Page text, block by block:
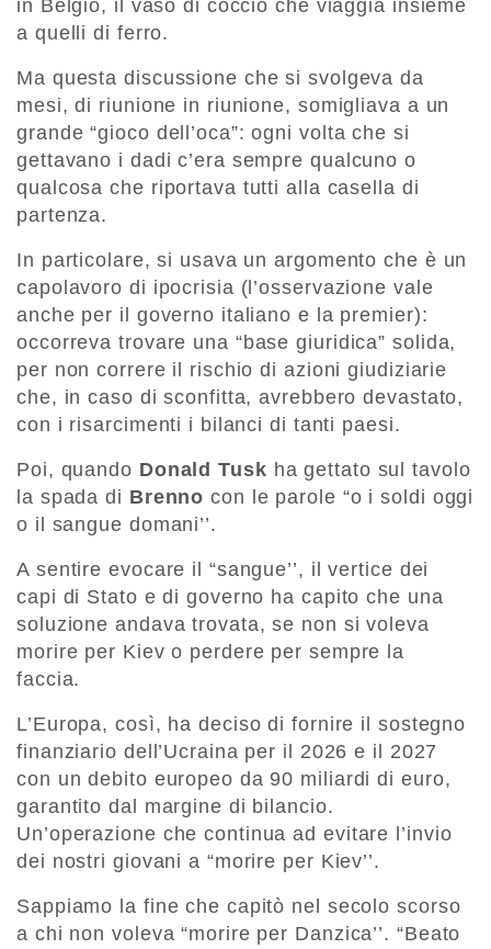
in Belgio, il vaso di coccio che viaggia insieme
a quelli di ferro.
Ma questa discussione che si svolgeva da
mesi, di riunione in riunione, somigliava a un
grande “gioco dell’oca”: ogni volta che si
gettavano i dadi c’era sempre qualcuno o
qualcosa che riportava tutti alla casella di
partenza.
In particolare, si usava un argomento che è un
capolavoro di ipocrisia (l’osservazione vale
anche per il governo italiano e la premier):
occorreva trovare una “base giuridica” solida,
per non correre il rischio di azioni giudiziarie
che, in caso di sconfitta, avrebbero devastato,
con i risarcimenti i bilanci di tanti paesi.
Poi, quando Donald Tusk ha gettato sul tavolo
la spada di Brenno con le parole “o i soldi oggi
o il sangue domani’’.
A sentire evocare il “sangue’’, il vertice dei
capi di Stato e di governo ha capito che una
soluzione andava trovata, se non si voleva
morire per Kiev o perdere per sempre la
faccia.
L’Europa, così, ha deciso di fornire il sostegno
finanziario dell’Ucraina per il 2026 e il 2027
con un debito europeo da 90 miliardi di euro,
garantito dal margine di bilancio.
Un’operazione che continua ad evitare l’invio
dei nostri giovani a “morire per Kiev’’.
Sappiamo la fine che capitò nel secolo scorso
a chi non voleva “morire per Danzica’’. “Beato